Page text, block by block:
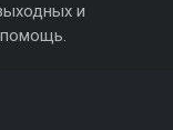
и
помощь.